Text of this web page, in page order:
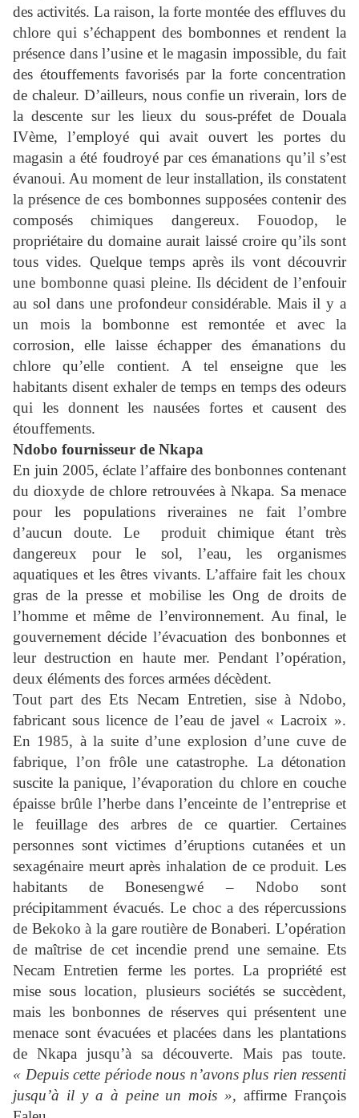
des activités. La raison, la forte montée des effluves du
chlore qui s’échappent des bombonnes et rendent la
présence dans l’usine et le magasin impossible, du fait
des étouffements favorisés par la forte concentration
de chaleur. D’ailleurs, nous confie un riverain, lors de
la descente sur les lieux du sous-préfet de Douala
IVème, l’employé qui avait ouvert les portes du
magasin a été foudroyé par ces émanations qu’il s’est
évanoui. Au moment de leur installation, ils constatent
la présence de ces bombonnes supposées contenir des
composés chimiques dangereux. Fouodop, le
propriétaire du domaine aurait laissé croire qu’ils sont
tous vides. Quelque temps après ils vont découvrir
une bombonne quasi pleine. Ils décident de l’enfouir
au sol dans une profondeur considérable. Mais il y a
un mois la bombonne est remontée et avec la
corrosion, elle laisse échapper des émanations du
chlore qu’elle contient. A tel enseigne que les
habitants disent exhaler de temps en temps des odeurs
qui les donnent les nausées fortes et causent des
étouffements.
Ndobo fournisseur de Nkapa
En juin 2005, éclate l’affaire des bonbonnes contenant
du dioxyde de chlore retrouvées à Nkapa. Sa menace
pour les populations riveraines ne fait l’ombre
d’aucun doute. Le
produit chimique étant très
dangereux pour le sol, l’eau, les organismes
aquatiques et les êtres vivants. L’affaire fait les choux
gras de la presse et mobilise les Ong de droits de
l’homme et même de l’environnement. Au final, le
gouvernement décide l’évacuation des bonbonnes et
leur destruction en haute mer. Pendant l’opération,
deux éléments des forces armées décèdent.
Tout part des Ets Necam Entretien, sise à Ndobo,
fabricant sous licence de l’eau de javel « Lacroix ».
En 1985, à la suite d’une explosion d’une cuve de
fabrique, l’on frôle une catastrophe. La détonation
suscite la panique, l’évaporation du chlore en couche
épaisse brûle l’herbe dans l’enceinte de l’entreprise et
le feuillage des arbres de ce quartier. Certaines
personnes sont victimes d’éruptions cutanées et un
sexagénaire meurt après inhalation de ce produit. Les
habitants de Bonesengwé – Ndobo sont
précipitamment évacués. Le choc a des répercussions
de Bekoko à la gare routière de Bonaberi. L’opération
de maîtrise de cet incendie prend une semaine. Ets
Necam Entretien ferme les portes. La propriété est
mise sous location, plusieurs sociétés se succèdent,
mais les bonbonnes de réserves qui présentent une
menace sont évacuées et placées dans les plantations
de Nkapa jusqu’à sa découverte. Mais pas toute.
« Depuis cette période nous n’avons plus rien ressenti
jusqu’à il y a à peine un mois », affirme François